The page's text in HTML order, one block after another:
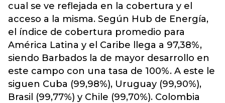
cual se ve reflejada en la cobertura y el
acceso a la misma. Según Hub de Energía,
el índice de cobertura promedio para
América Latina y el Caribe llega a 97,38%,
siendo Barbados la de mayor desarrollo en
este campo con una tasa de 100%. A este le
siguen Cuba (99,98%), Uruguay (99,90%),
Brasil (99,77%) y Chile (99,70%). Colombia